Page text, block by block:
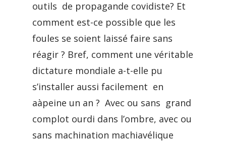
outils de propagande covidiste? Et
comment est-ce possible que les
foules se soient laissé faire sans
réagir ? Bref, comment une véritable
dictature mondiale a-t-elle pu
s’installer aussi facilement en
aàpeine un an ? Avec ou sans grand
complot ourdi dans l’ombre, avec ou
sans machination machiavélique